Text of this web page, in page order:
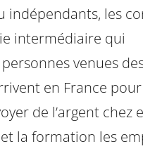
indépendants, les
intermédiaire qui
venues
en France
de l’argent chez
la formation les